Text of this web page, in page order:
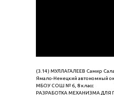
(3.14) МУЛЛАГАЛЕЕВ Самир
Ямало-Ненецкий автономный
МБОУ СОШ № 6, 8 класс
РАЗРАБОТКА МЕХАНИЗМА ДЛЯ